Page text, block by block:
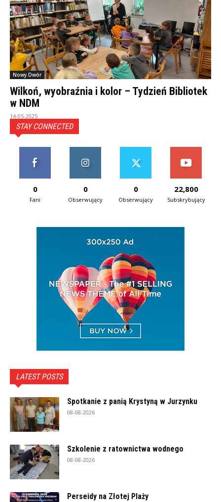
Nowy Dwór
Wilkoń, wyobraźnia i kolor – Tydzień Bibliotek
w NDM
14-05-2025
STAY CONNECTED
0
Fani
0
Obserwujący
0
Obserwujący
22,800
Subskrybujący
LATEST POSTS
Spotkanie z panią Krystyną w Jurzynku
08-08-2026
Szkolenie z ratownictwa wodnego
08-08-2026
Perseidy na Złotej Plaży